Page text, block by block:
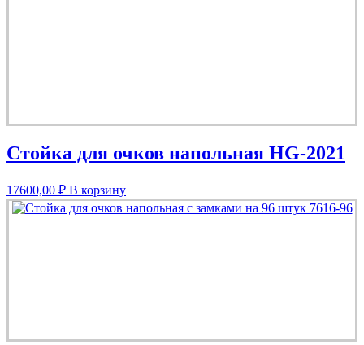
Стойка для очков напольная HG-2021
17600,00 ₽ В корзину